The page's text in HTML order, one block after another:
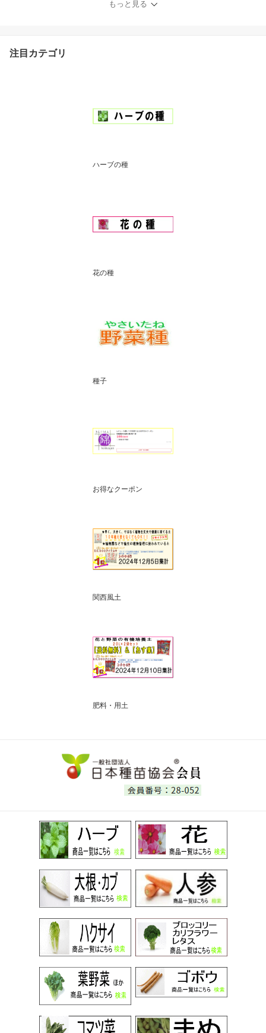
ed たね tane 種 種子とろ
もっと見る
注目カテゴリ
ハーブの種
花の種
種子
お得なクーポン
関西風土
肥料・用土